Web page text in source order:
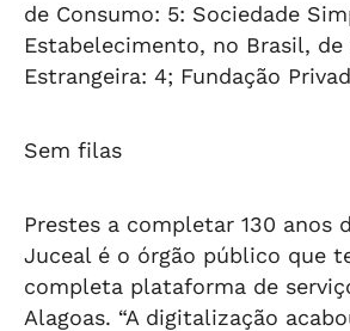
de Consumo: 5: Sociedade
Estabelecimento, no Brasil, de
Estrangeira: 4; Fundação
Sem filas
Prestes a completar 130 anos
Juceal é o órgão público que
completa plataforma de
Alagoas. “A digitalização